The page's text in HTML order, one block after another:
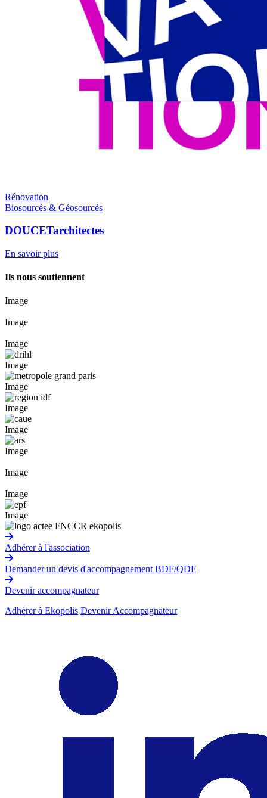
Rénovation
Biosourcés & Géosourcés
DOUCETarchitectes
En savoir plus
Ils nous soutiennent
Image
Image
Image
Image
Image
Image
Image
Image
Image
Image
Image
Adhérer à l'association
Demander un devis d'accompagnement BDF/QDF
Devenir accompagnateur
Adhérer à Ekopolis Devenir Accompagnateur